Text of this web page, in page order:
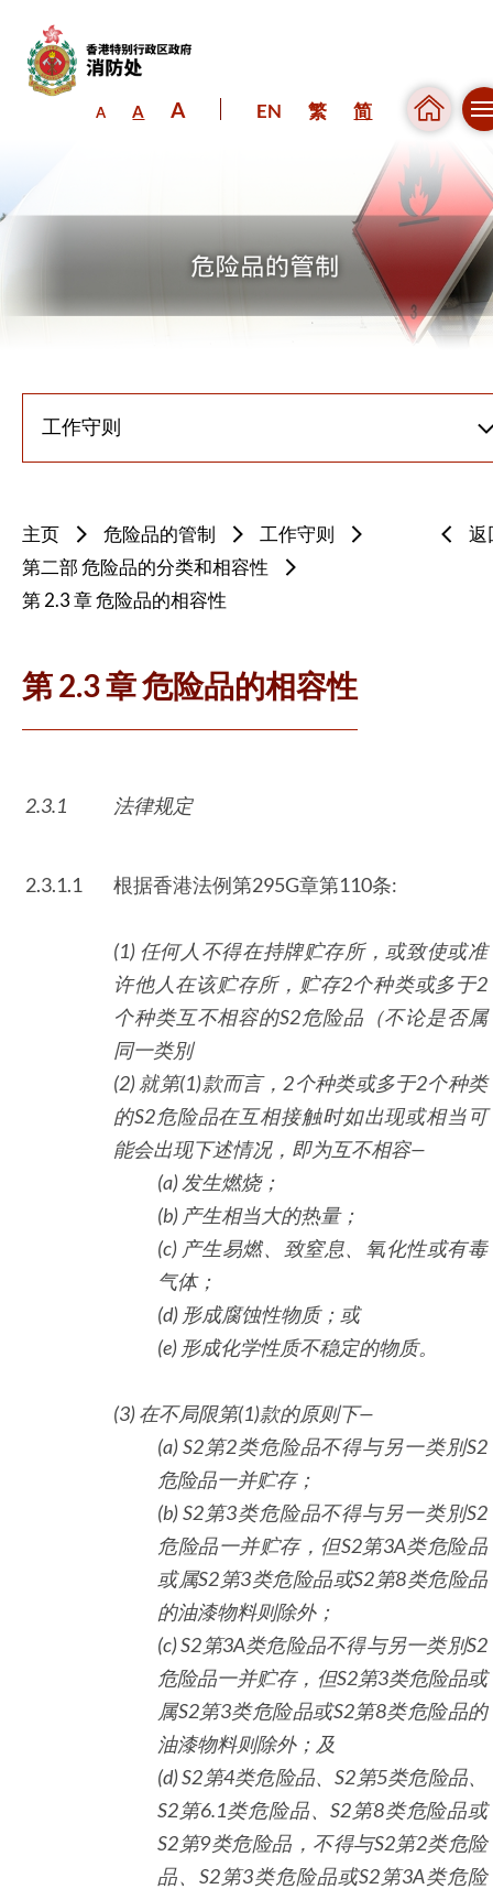
A A A EN 繁 简
主页 危险品的管制
工作守则
第二部 危险品的分类和相容性
第 2.3 章 危险品的相容性
返
第 2.3 章 危险品的相容性
2.3.1 法律规定
2.3.1.1 根据香港法例第295G章第110条:
(1) 任何人不得在持牌贮存所，或致使或准
许他人在该贮存所，贮存2个种类或多于2
个种类互不相容的S2危险品（不论是否属
同一类別
(2) 就第(1)款而言， 2个种类或多于2个种类
的S2危险品在互相接触时如出现或相当可
能会出现下述情况，即为互不相容—
(a) 发生燃烧；
(b) 产生相当大的热量；
(c) 产生易燃、致窒息、氧化性或有毒
气体；
(d) 形成腐蚀性物质；或
(e) 形成化学性质不稳定的物质。
(3) 在不局限第(1)款的原则下—
(a) S2第2类危险品不得与另一类別S2
危险品一并贮存；
(b) S2第3类危险品不得与另一类別S2
危险品一并贮存，但S2第3A类危险品
或属S2第3类危险品或S2第8类危险品
的油漆物料则除外；
(c) S2第3A类危险品不得与另一类別S2
危险品一并贮存，但S2第3类危险品或
属S2第3类危险品或S2第8类危险品的
油漆物料则除外；及
(d) S2第4类危险品、S2第5类危险品、
S2第6.1类危险品、S2第8类危险品或
S2第9类危险品，不得与S2第2类危险
品、 S2第3类危险品或S2第3A类危险